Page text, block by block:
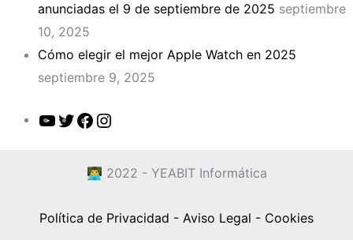
anunciadas el 9 de septiembre de 2025 septiembre
10, 2025
Cómo elegir el mejor Apple Watch en 2025
septiembre 9, 2025
YouTube
TwitterFacebook
👨‍💻 2022 - YEABIT Informática
Política de Privacidad - Aviso Legal - Cookies